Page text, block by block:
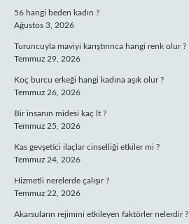
56 hangi beden kadın ?
Ağustos 3, 2026
Turuncuyla maviyi karıştırınca hangi renk olur ?
Temmuz 29, 2026
Koç burcu erkeği hangi kadına aşık olur ?
Temmuz 26, 2026
Bir insanın midesi kaç lt ?
Temmuz 25, 2026
Kas gevşetici ilaçlar cinselliği etkiler mi ?
Temmuz 24, 2026
Hizmetli nerelerde çalışır ?
Temmuz 22, 2026
Akarsuların rejimini etkileyen faktörler nelerdir ?